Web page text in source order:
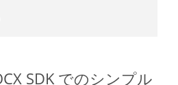
SDK でのシンプル